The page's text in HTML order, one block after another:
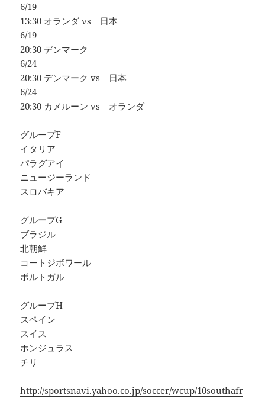
6/19
13:30 オランダ vs 日本
6/19
20:30 デンマーク
6/24
20:30 デンマーク vs 日本
6/24
20:30 カメルーン vs オランダ
グループF
イタリア
パラグアイ
ニュージーランド
スロバキア
グループG
ブラジル
北朝鮮
コートジボワール
ポルトガル
グループH
スペイン
スイス
ホンジュラス
チリ
http://sportsnavi.yahoo.co.jp/soccer/wcup/10southafr